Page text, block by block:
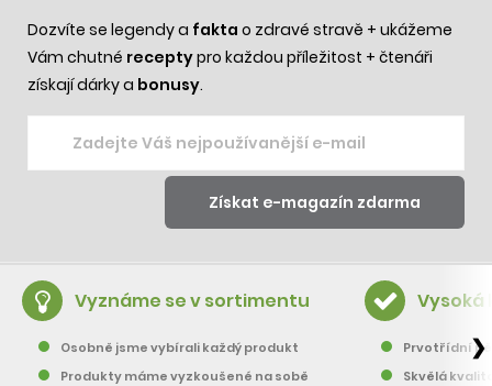
Dozvíte se legendy a fakta o zdravé stravě + ukážeme
Vám chutné receptypro každou příležitost + čtenáři
získají dárky a bonusy.
Vyznáme se v sortimentu
Osobně jsme vybírali každý produkt
Produkty máme vyzkoušené na sobě
Vysoká
Prvotřídní
Skvělá
❯